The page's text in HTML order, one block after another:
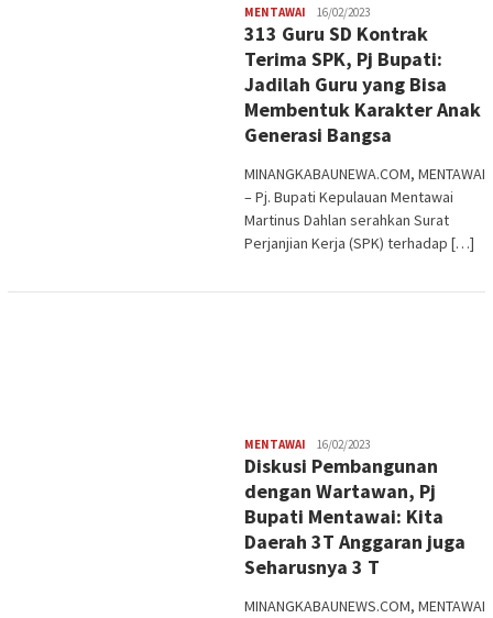
MENTAWAI Redaksi
16/02/2023
313 Guru SD Kontrak
Terima SPK, Pj Bupati:
Jadilah Guru yang Bisa
Membentuk Karakter Anak
Generasi Bangsa
MINANGKABAUNEWA.COM, MENTAWAI
– Pj. Bupati Kepulauan Mentawai
Martinus Dahlan serahkan Surat
Perjanjian Kerja (SPK) terhadap […]
MENTAWAI Redaksi
16/02/2023
Diskusi Pembangunan
dengan Wartawan, Pj
Bupati Mentawai: Kita
Daerah 3T Anggaran juga
Seharusnya 3 T
MINANGKABAUNEWS.COM, MENTAWAI